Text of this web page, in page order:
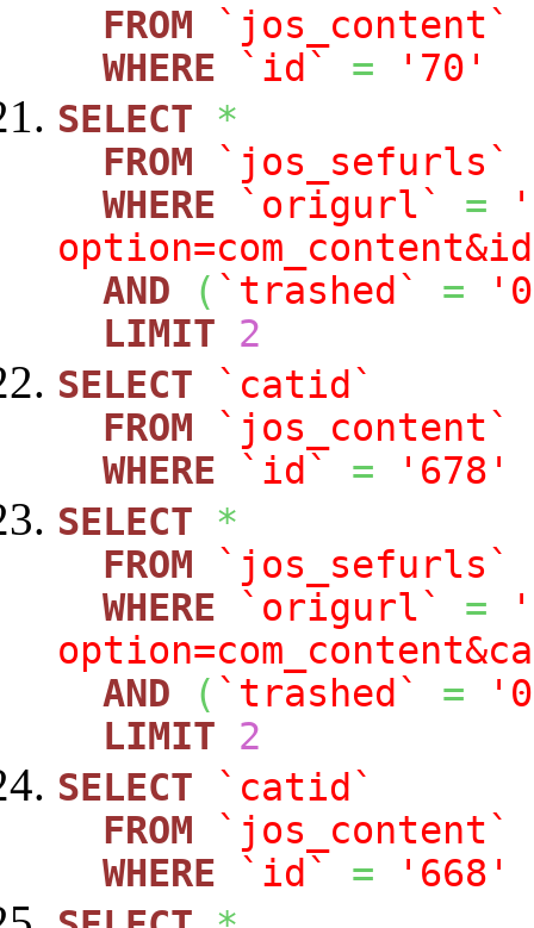
FROM
`jos_content`
WHERE
`id` =
'70'
SELECT
*
FROM
`jos_sefurls`
WHERE
`origurl` =
AND
( `trashed` =
LIMIT
2
SELECT
`catid`
FROM
`jos_content`
WHERE
`id` =
'678'
SELECT
*
FROM
`jos_sefurls`
WHERE
`origurl` =
AND
( `trashed` =
LIMIT
2
SELECT
`catid`
FROM
`jos_content`
WHERE
`id` =
'668'